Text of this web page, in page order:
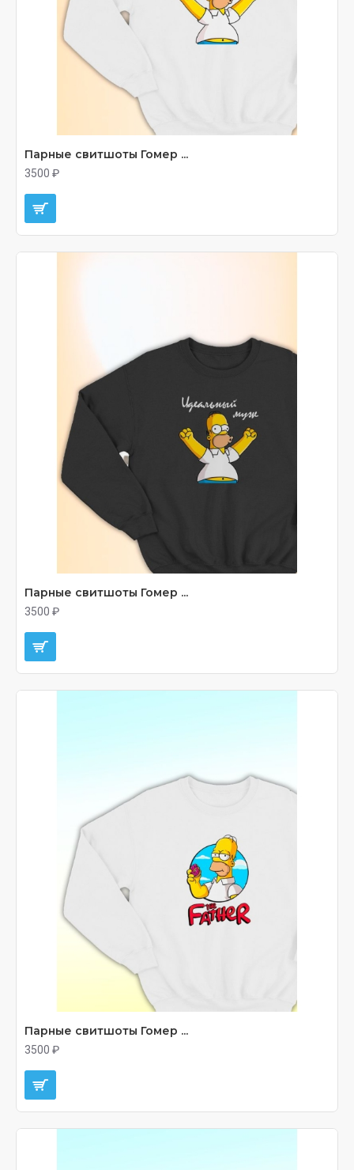
Парные свитшоты Гомер ...
3500 ₽
Парные свитшоты Гомер ...
3500 ₽
Парные свитшоты Гомер ...
3500 ₽